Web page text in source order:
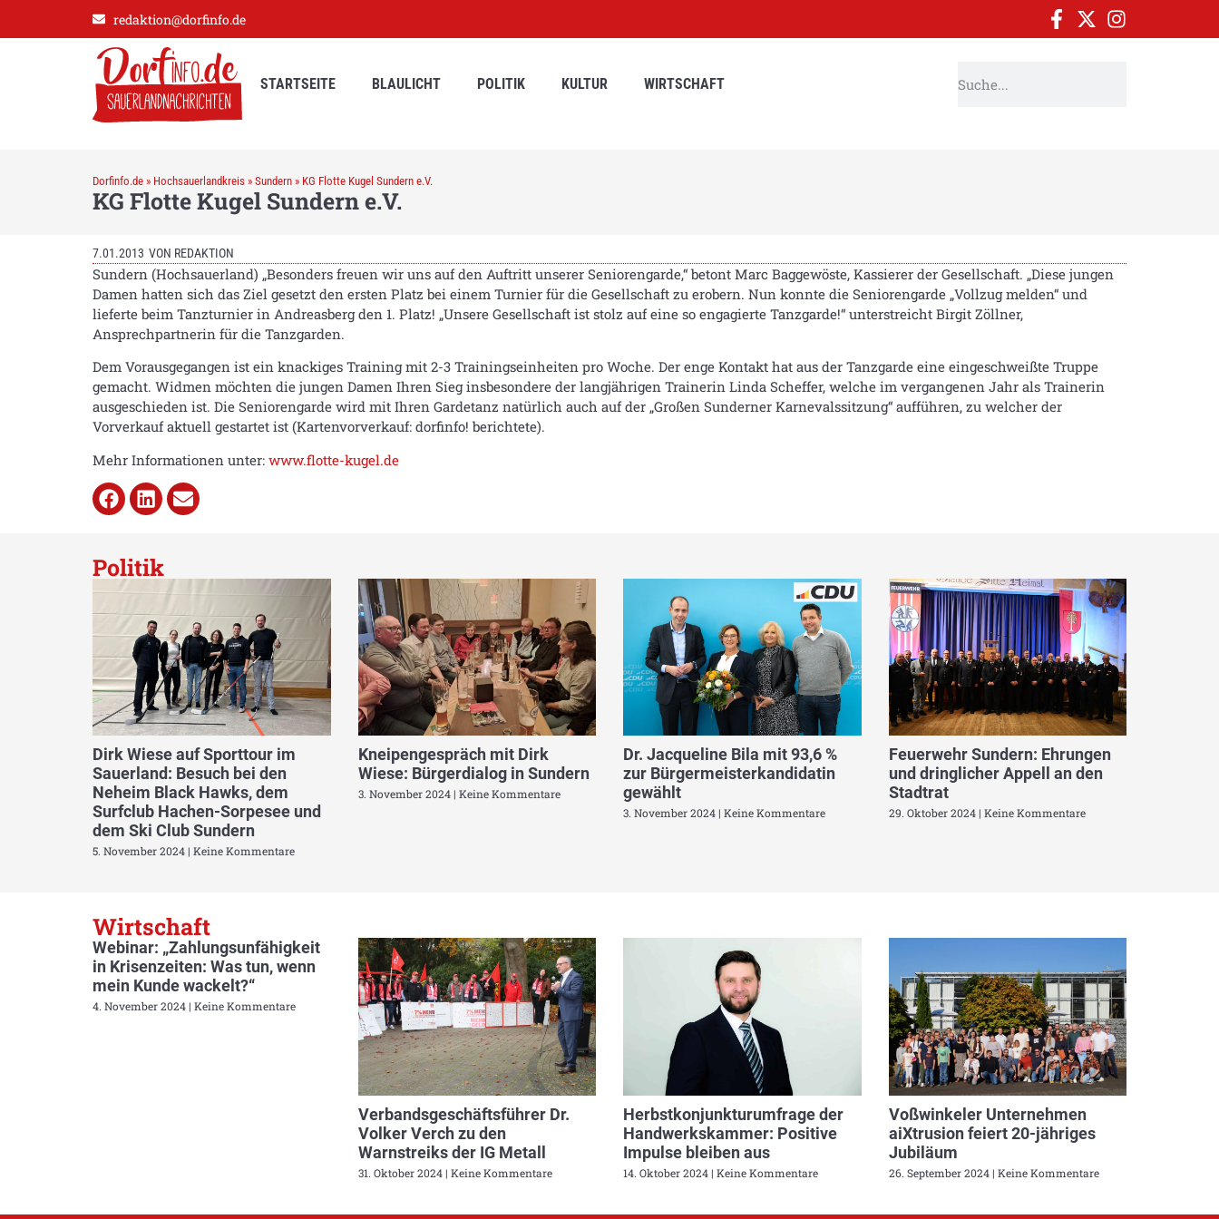
redaktion@dorfinfo.de
STARTSEITE BLAULICHT POLITIK KULTUR WIRTSCHAFT
Dorfinfo.de » Hochsauerlandkreis » Sundern » KG Flotte Kugel Sundern e.V.
KG Flotte Kugel Sundern e.V.
7.01.2013 VON REDAKTION
Sundern (Hochsauerland) „Besonders freuen wir uns auf den Auftritt unserer Seniorengarde,“ betont Marc Baggewöste, Kassierer der Gesellschaft. „Diese jungen
Damen hatten sich das Ziel gesetzt den ersten Platz bei einem Turnier für die Gesellschaft zu erobern. Nun konnte die Seniorengarde „Vollzug melden“ und
lieferte beim Tanzturnier in Andreasberg den 1. Platz! „Unsere Gesellschaft ist stolz auf eine so engagierte Tanzgarde!“ unterstreicht Birgit Zöllner,
Ansprechpartnerin für die Tanzgarden.
Dem Vorausgegangen ist ein knackiges Training mit 2-3 Trainingseinheiten pro Woche. Der enge Kontakt hat aus der Tanzgarde eine eingeschweißte Truppe
gemacht. Widmen möchten die jungen Damen Ihren Sieg insbesondere der langjährigen Trainerin Linda Scheffer, welche im vergangenen Jahr als Trainerin
ausgeschieden ist. Die Seniorengarde wird mit Ihren Gardetanz natürlich auch auf der „Großen Sunderner Karnevalssitzung“ aufführen, zu welcher der
Vorverkauf aktuell gestartet ist (Kartenvorverkauf: dorfinfo! berichtete).
Mehr Informationen unter: www.flotte-kugel.de
Politik
Dirk Wiese auf Sporttour im
Sauerland: Besuch bei den
Neheim Black Hawks, dem
Surfclub Hachen-Sorpesee und
dem Ski Club Sundern
5. November 2024 Keine Kommentare
Kneipengespräch mit Dirk
Wiese: Bürgerdialog in Sundern
3. November 2024 Keine Kommentare
Dr. Jacqueline Bila mit 93,6 %
zur Bürgermeisterkandidatin
gewählt
3. November 2024 Keine Kommentare
Feuerwehr Sundern: Ehrungen
und dringlicher Appell an den
Stadtrat
29. Oktober 2024 Keine Kommentare
Wirtschaft
Webinar: „Zahlungsunfähigkeit
in Krisenzeiten: Was tun, wenn
mein Kunde wackelt?“
4. November 2024 Keine Kommentare
Verbandsgeschäftsführer Dr.
Volker Verch zu den
Warnstreiks der IG Metall
31. Oktober 2024 Keine Kommentare
Herbstkonjunkturumfrage der
Handwerkskammer: Positive
Impulse bleiben aus
14. Oktober 2024 Keine Kommentare
Voßwinkeler Unternehmen
aiXtrusion feiert 20-jähriges
Jubiläum
26. September 2024 Keine Kommentare